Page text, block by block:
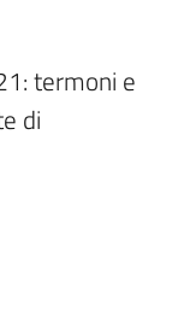
termoni e
di